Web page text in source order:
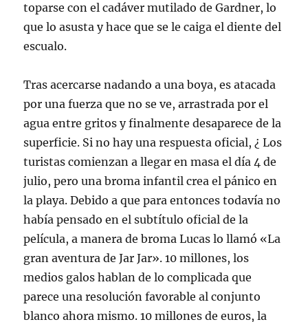
toparse con el cadáver mutilado de Gardner, lo
que lo asusta y hace que se le caiga el diente del
escualo.
Tras acercarse nadando a una boya, es atacada
por una fuerza que no se ve, arrastrada por el
agua entre gritos y finalmente desaparece de la
superficie. Si no hay una respuesta oficial, ¿ Los
turistas comienzan a llegar en masa el día 4 de
julio, pero una broma infantil crea el pánico en
la playa. Debido a que para entonces todavía no
había pensado en el subtítulo oficial de la
película, a manera de broma Lucas lo llamó «La
gran aventura de Jar Jar». 10 millones, los
medios galos hablan de lo complicada que
parece una resolución favorable al conjunto
blanco ahora mismo. 10 millones de euros, la